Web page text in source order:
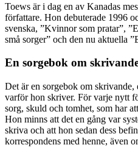
Toews är i dag en av Kanadas
författare. Hon debuterade 1996
svenska, ”Kvinnor som pratar”,
små sorger” och den nu aktuella
En sorgebok om
Det är en sorgebok om
varför hon skriver. För varje nytt
sorg, skuld och tomhet, som har
Hon minns att det en gång var
skriva och att hon sedan dess
korrespondens med henne, även